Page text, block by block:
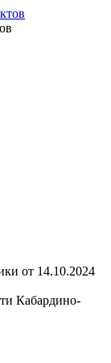
от 14.10.2024
Кабардино-